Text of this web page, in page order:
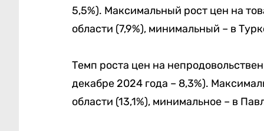
5,5%). Максимальный рост цен на
области (7,9%), минимальный – в
Темп роста цен на
декабре 2024 года – 8,3%).
области (13,1%), минимальное – в